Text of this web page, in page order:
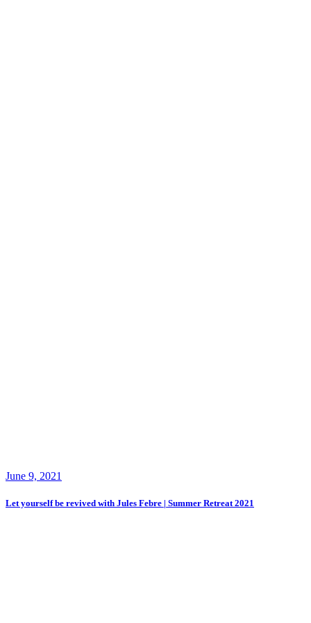
June 9, 2021
Let yourself be revived with Jules Febre | Summer Retreat 2021